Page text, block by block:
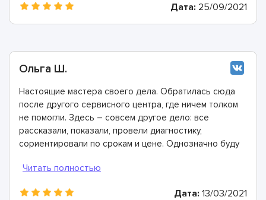
Дата: 25/09/2021
Ольга Ш.
Настоящие мастера своего дела. Обратилась сюда
после другого сервисного центра, где ничем толком
не помогли. Здесь – совсем другое дело: все
рассказали, показали, провели диагностику,
сориентировали по срокам и цене. Однозначно буду
Дата: 13/03/2021